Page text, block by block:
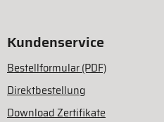
Kundenservice
Bestellformular (PDF)
Direktbestellung
Download Zertifikate